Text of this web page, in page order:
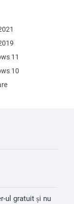
11
10
ul gratuit și nu